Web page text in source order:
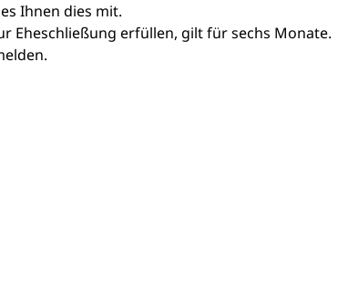
Ihnen dies mit.
Eheschließung erfüllen, gilt für sechs Monate.